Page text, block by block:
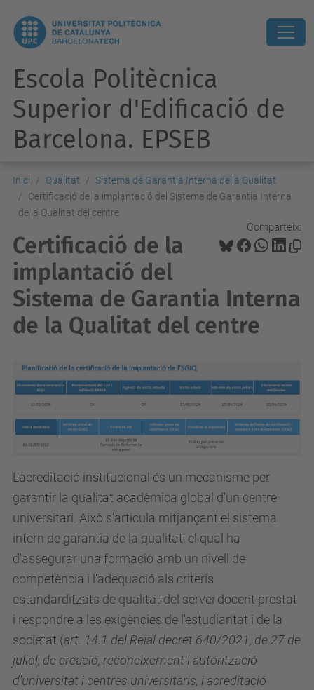
Escola Politècnica
Superior d'Edificació de
Barcelona. EPSEB
Inici Qualitat
Sistema de Garantia Interna de la Qualitat
Certificació de la implantació del Sistema de Garantia Interna
de la Qualitat del centre
Comparteix:
Certificació de la
implantació del
Sistema de Garantia Interna
de la Qualitat del centre
L'acreditació institucional és un mecanisme per
garantir la qualitat acadèmica global d'un centre
universitari. Això s'articula mitjançant el sistema
intern de garantia de la qualitat, el qual ha
d'assegurar una formació amb un nivell de
competència i l'adequació als criteris
estandarditzats de qualitat del servei docent prestat
i respondre a les exigències de l'estudiantat i de la
societat (art. 14.1 del Reial decret 640/2021, de 27 de
juliol, de creació, reconeixement i autorització
d'universitat i centres universitaris, i acreditació